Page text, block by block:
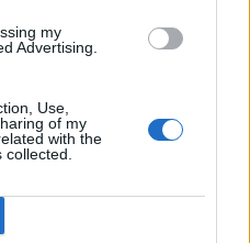
my
Advertising.
Use,
of my
with the
και όπως λένε
ο κ. Παπανδρέου
με τους στενούς του
του κ. Γεωργακόπουλου